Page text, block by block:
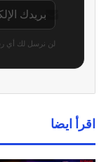
لن نرسل لك أي
اقرأ ايضا